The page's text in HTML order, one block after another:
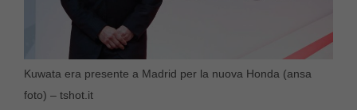
Kuwata era presente a Madrid per la nuova Honda (ansa
foto) – tshot.it